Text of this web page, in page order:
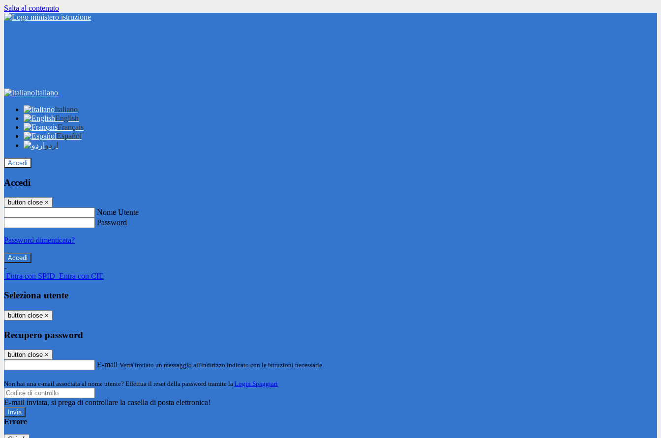
Salta al contenuto
Italiano
Italiano
English
Français
Español
اردو
Accedi
Accedi
button close ×
Nome Utente
Password
Password dimenticata?
-
Entra con SPID Entra con CIE
Seleziona utente
button close ×
Recupero password
button close ×
E-mail Verrà inviato un messaggio all'indirizzo indicato con le istruzioni necessarie.
Non hai una e-mail associata al nome utente? Effettua il reset della password tramite la Login Spaggiari
E-mail inviata, si prega di controllare la casella di posta elettronica!
Errore